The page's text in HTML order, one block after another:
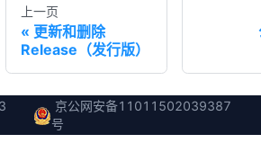
上一页
更新和删除
Release（发行版）
京公网安备11011502039387
号